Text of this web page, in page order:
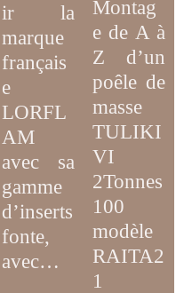
ir la
marque
français
e
LORFL
AM
avec sa
gamme
d’inserts
fonte,
avec…
Montag
e de A à
Z d’un
poêle de
masse
TULIKI
VI
2Tonnes
100
modèle
RAITA2
1